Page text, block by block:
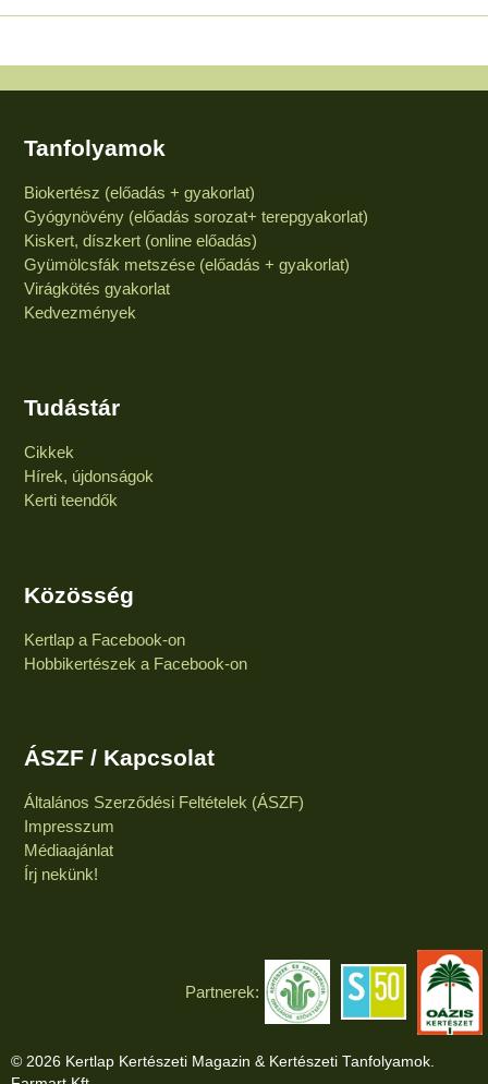
Tanfolyamok
Biokertész (előadás + gyakorlat)
Gyógynövény (előadás sorozat+ terepgyakorlat)
Kiskert, díszkert (online előadás)
Gyümölcsfák metszése (előadás + gyakorlat)
Virágkötés gyakorlat
Kedvezmények
Tudástár
Cikkek
Hírek, újdonságok
Kerti teendők
Közösség
Kertlap a Facebook-on
Hobbikertészek a Facebook-on
ÁSZF / Kapcsolat
Általános Szerződési Feltételek (ÁSZF)
Impresszum
Médiaajánlat
Írj nekünk!
Partnerek:
© 2026 Kertlap Kertészeti Magazin & Kertészeti Tanfolyamok.